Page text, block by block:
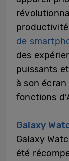
de
des
puissants
à son
fonctions
Galaxy
Galaxy
été